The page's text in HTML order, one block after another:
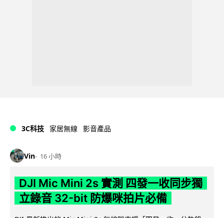
3C科技 家居無線 影音產品
Vin 16 小時
DJI Mic Mini 2s 實測 四發一收同步獨
立錄音 32-bit 防爆咪拍片必備